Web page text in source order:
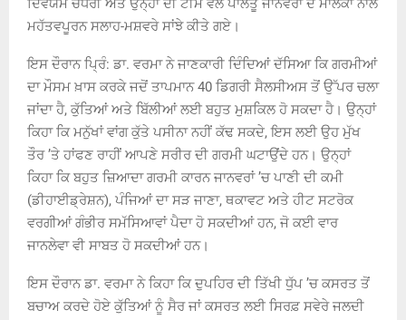
ਦਿਵਯਮ ਚੌਧਰੀ ਅਤੇ ਉਨ੍ਹਾਂ ਦੀ ਟੀਮ ਵੱਲੋਂ ਪਾਲਤੂ ਜਾਨਵਰਾਂ ਦੇ ਮਾਲਕਾਂ ਨਾਲ
ਮਹੱਤਵਪੂਰਨ ਸਲਾਹ-ਮਸ਼ਵਰੇ ਸਾਂਝੇ ਕੀਤੇ ਗਏ।
ਇਸ ਦੌਰਾਨ ਪ੍ਰਿੰ: ਡਾ. ਵਰਮਾ ਨੇ ਜਾਣਕਾਰੀ ਦਿੰਦਿਆਂ ਦੱਸਿਆ ਕਿ ਗਰਮੀਆਂ
ਦਾ ਮੌਸਮ ਖ਼ਾਸ ਕਰਕੇ ਜਦੋਂ ਤਾਪਮਾਨ 40 ਡਿਗਰੀ ਸੈਲਸੀਅਸ ਤੋਂ ਉੱਪਰ ਚਲਾ
ਜਾਂਦਾ ਹੈ, ਕੁੱਤਿਆਂ ਅਤੇ ਬਿੱਲੀਆਂ ਲਈ ਬਹੁਤ ਮੁਸ਼ਕਿਲ ਹੋ ਸਕਦਾ ਹੈ। ਉਨ੍ਹਾਂ
ਕਿਹਾ ਕਿ ਮਨੁੱਖਾਂ ਵਾਂਗ ਕੁੱਤੇ ਪਸੀਨਾ ਨਹੀਂ ਕੱਢ ਸਕਦੇ, ਇਸ ਲਈ ਉਹ ਮੁੱਖ
ਤੌਰ ’ਤੇ ਹਾਂਫਣ ਰਾਹੀਂ ਆਪਣੇ ਸਰੀਰ ਦੀ ਗਰਮੀ ਘਟਾਉਂਦੇ ਹਨ। ਉਨ੍ਹਾਂ
ਕਿਹਾ ਕਿ ਬਹੁਤ ਜ਼ਿਆਦਾ ਗਰਮੀ ਕਾਰਨ ਜਾਨਵਰਾਂ ’ਚ ਪਾਣੀ ਦੀ ਕਮੀ
(ਡੀਹਾਈਡ੍ਰੇਸ਼ਨ), ਪੰਜਿਆਂ ਦਾ ਸੜ ਜਾਣਾ, ਥਕਾਵਟ ਅਤੇ ਹੀਟ ਸਟਰੋਕ
ਵਰਗੀਆਂ ਗੰਭੀਰ ਸਮੱਸਿਆਵਾਂ ਪੈਦਾ ਹੋ ਸਕਦੀਆਂ ਹਨ, ਜੋ ਕਈ ਵਾਰ
ਜਾਨਲੇਵਾ ਵੀ ਸਾਬਤ ਹੋ ਸਕਦੀਆਂ ਹਨ।
ਇਸ ਦੌਰਾਨ ਡਾ. ਵਰਮਾ ਨੇ ਕਿਹਾ ਕਿ ਦੁਪਹਿਰ ਦੀ ਤਿੱਖੀ ਧੁੱਪ ’ਚ ਕਸਰਤ ਤੋਂ
ਬਚਾਅ ਕਰਦੇ ਹੋਏ ਕੁੱਤਿਆਂ ਨੂੰ ਸੈਰ ਜਾਂ ਕਸਰਤ ਲਈ ਸਿਰਫ਼ ਸਵੇਰੇ ਜਲਦੀ